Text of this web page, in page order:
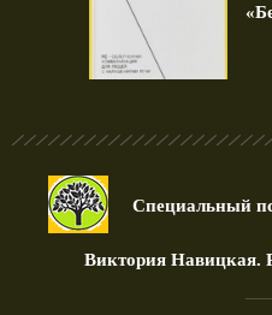
Специальный
Виктория Навицкая.